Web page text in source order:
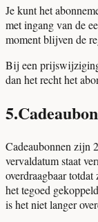
Je kunt het
met ingang van de
moment blijven de
Bij een
dan het recht het
5.
Cadeaubonnen zijn
vervaldatum staat
overdraagbaar
het tegoed
is het niet langer